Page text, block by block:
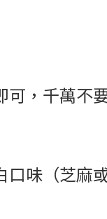
，千萬不
味（芝麻